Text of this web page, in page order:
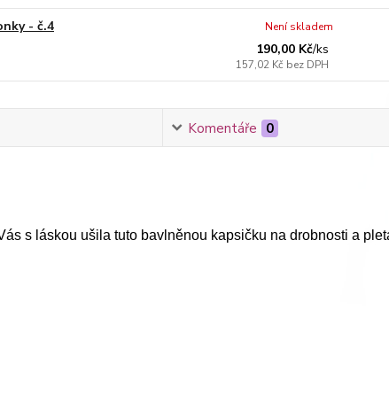
- č.4
190,00 Kč/ks
157,02 Kč bez DPH
Není skladem
Komentáře 0
s láskou ušila tuto bavlněnou kapsičku na drobnosti a